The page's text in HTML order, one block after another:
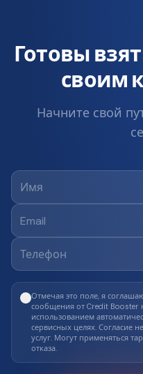
Готовы
своим
Начните свой
Отмечая это поле, я
сообщения от Credit Booster
использованием
сервисных целях. Согласие
услуг. Могут применяться
отказа.